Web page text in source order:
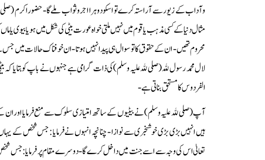
وآداب کے زیور سے آراستہ کرے تو اسکو دوہرا اجر وثواب ملے گا - حضور اکرم
مثال دنیا کے کسی مذہب یا قوم میں نہیں ملتی خواہ عورت بیٹی کی شکل میں ہو یا بیوی
محروم تھیں - ان کے حقوق کا تو سوال ہی پیدا نہیں ہوتا - ان خوفناک حالات میں
لال محمد رسولﷲ (صلیﷲ علیہ وسلم) کی ذات گرامی ہے جنہوں نے باپ کو بتایا کہ
الفردوس کا مستحق بناتی ہے -
آپ (صلیﷲ علیہ وسلم) نے بیٹیوں کے ساتھ امتیازی سلوک سے منع فرمایا اور
ہیں انہیں بڑی بڑی خوشخبری سے نوازا - چنانچہ انہوں نے فرمایا : جس شخص کے
تعالیٰاس کی وجہ سے اسے جنت میں داخل کرے گا - دوسرے مقام پر فرمایا : جس